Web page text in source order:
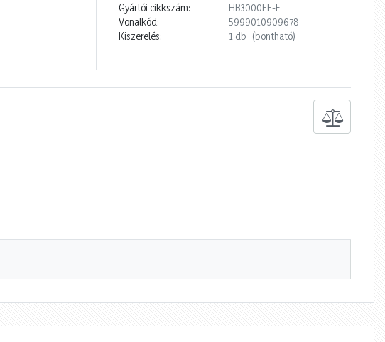
Gyártói cikkszám:
HB3000FF-E
Vonalkód:
5999010909678
Kiszerelés:
1 db (bontható)